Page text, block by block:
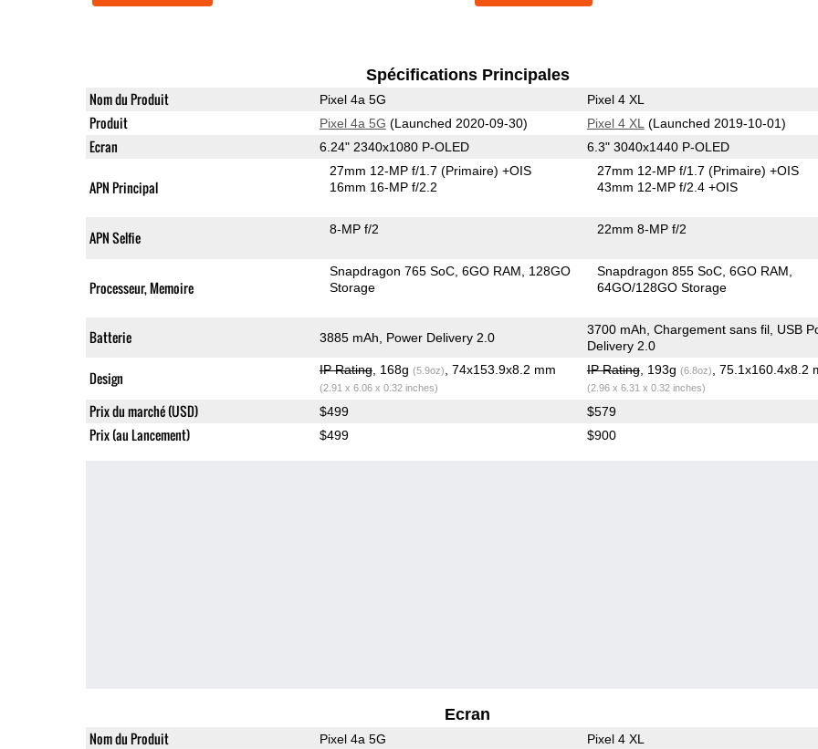
Spécifications Principales
Nom du Produit Pixel 4a 5G Pixel 4 XL
Produit Pixel 4a 5G (Launched 2020-09-30) Pixel 4 XL (Launched 2019-10-01)
Ecran 6.24" 2340x1080 P-OLED 6.3" 3040x1440 P-OLED
APN Principal
27mm 12-MP f/1.7(Primaire) +OIS
16mm 16-MP f/2.2
27mm 12-MP f/1.7(Primaire) +OIS
43mm 12-MP f/2.4 +OIS
APN Selfie 8-MP f/2 22mm 8-MP f/2
Processeur, Memoire
Snapdragon 765 SoC 6GO RAM
128GO
Storage
Snapdragon 855 SoC 6GO RAM
64GO/128GO Storage
Batterie 3885 mAh, Power Delivery 2.0
3700 mAh, Chargement sans fil, USB
Delivery 2.0
Design IP Rating, 168g (5.9oz) , 74x153.9x8.2 mm
(2.91 x 6.06 x 0.32 inches)
IP Rating, 193g (6.8oz) , 75.1x160.4x8.2
(2.96 x 6.31 x 0.32 inches)
Prix du marché (USD) $499 $579
Prix (au Lancement) $499 $900
Ecran
Nom du Produit Pixel 4a 5G Pixel 4 XL